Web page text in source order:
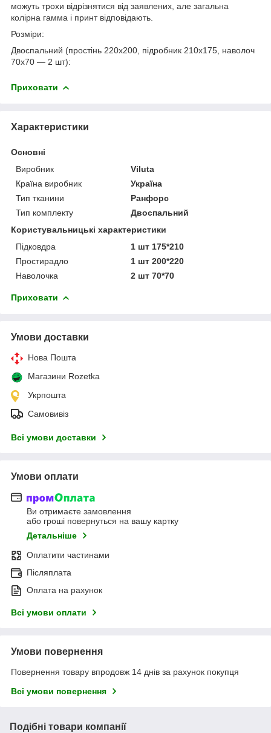
можуть трохи відрізнятися від заявлених, але загальна
колірна гамма і принт відповідають.
Розміри:
Двоспальний (простінь 220x200, підробник 210х175, наволоч
70x70 — 2 шт):
Приховати
Характеристики
Основні
Виробник
Viluta
Країна виробник
Україна
Тип тканини
Ранфорс
Тип комплекту
Двоспальний
Користувальницькі характеристики
Підковдра
1 шт 175*210
Простирадло
1 шт 200*220
Наволочка
2 шт 70*70
Приховати
Умови доставки
Нова Пошта
Магазини Rozetka
Укрпошта
Самовивіз
Всі умови доставки
Умови оплати
Ви отримаєте замовлення
або гроші повернуться на вашу картку
Детальніше
Оплатити частинами
Післяплата
Оплата на рахунок
Всі умови оплати
Умови повернення
Повернення товару впродовж 14 днів за рахунок покупця
Всі умови повернення
Подібні товари компанії